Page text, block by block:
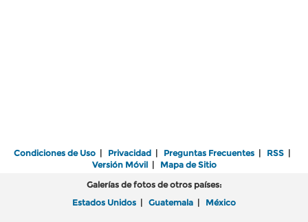
Condiciones de Uso | Privacidad | Preguntas Frecuentes | RSS |
Versión Móvil| Mapa de Sitio
Galerías de fotos de otros países:
Estados Unidos | Guatemala | México